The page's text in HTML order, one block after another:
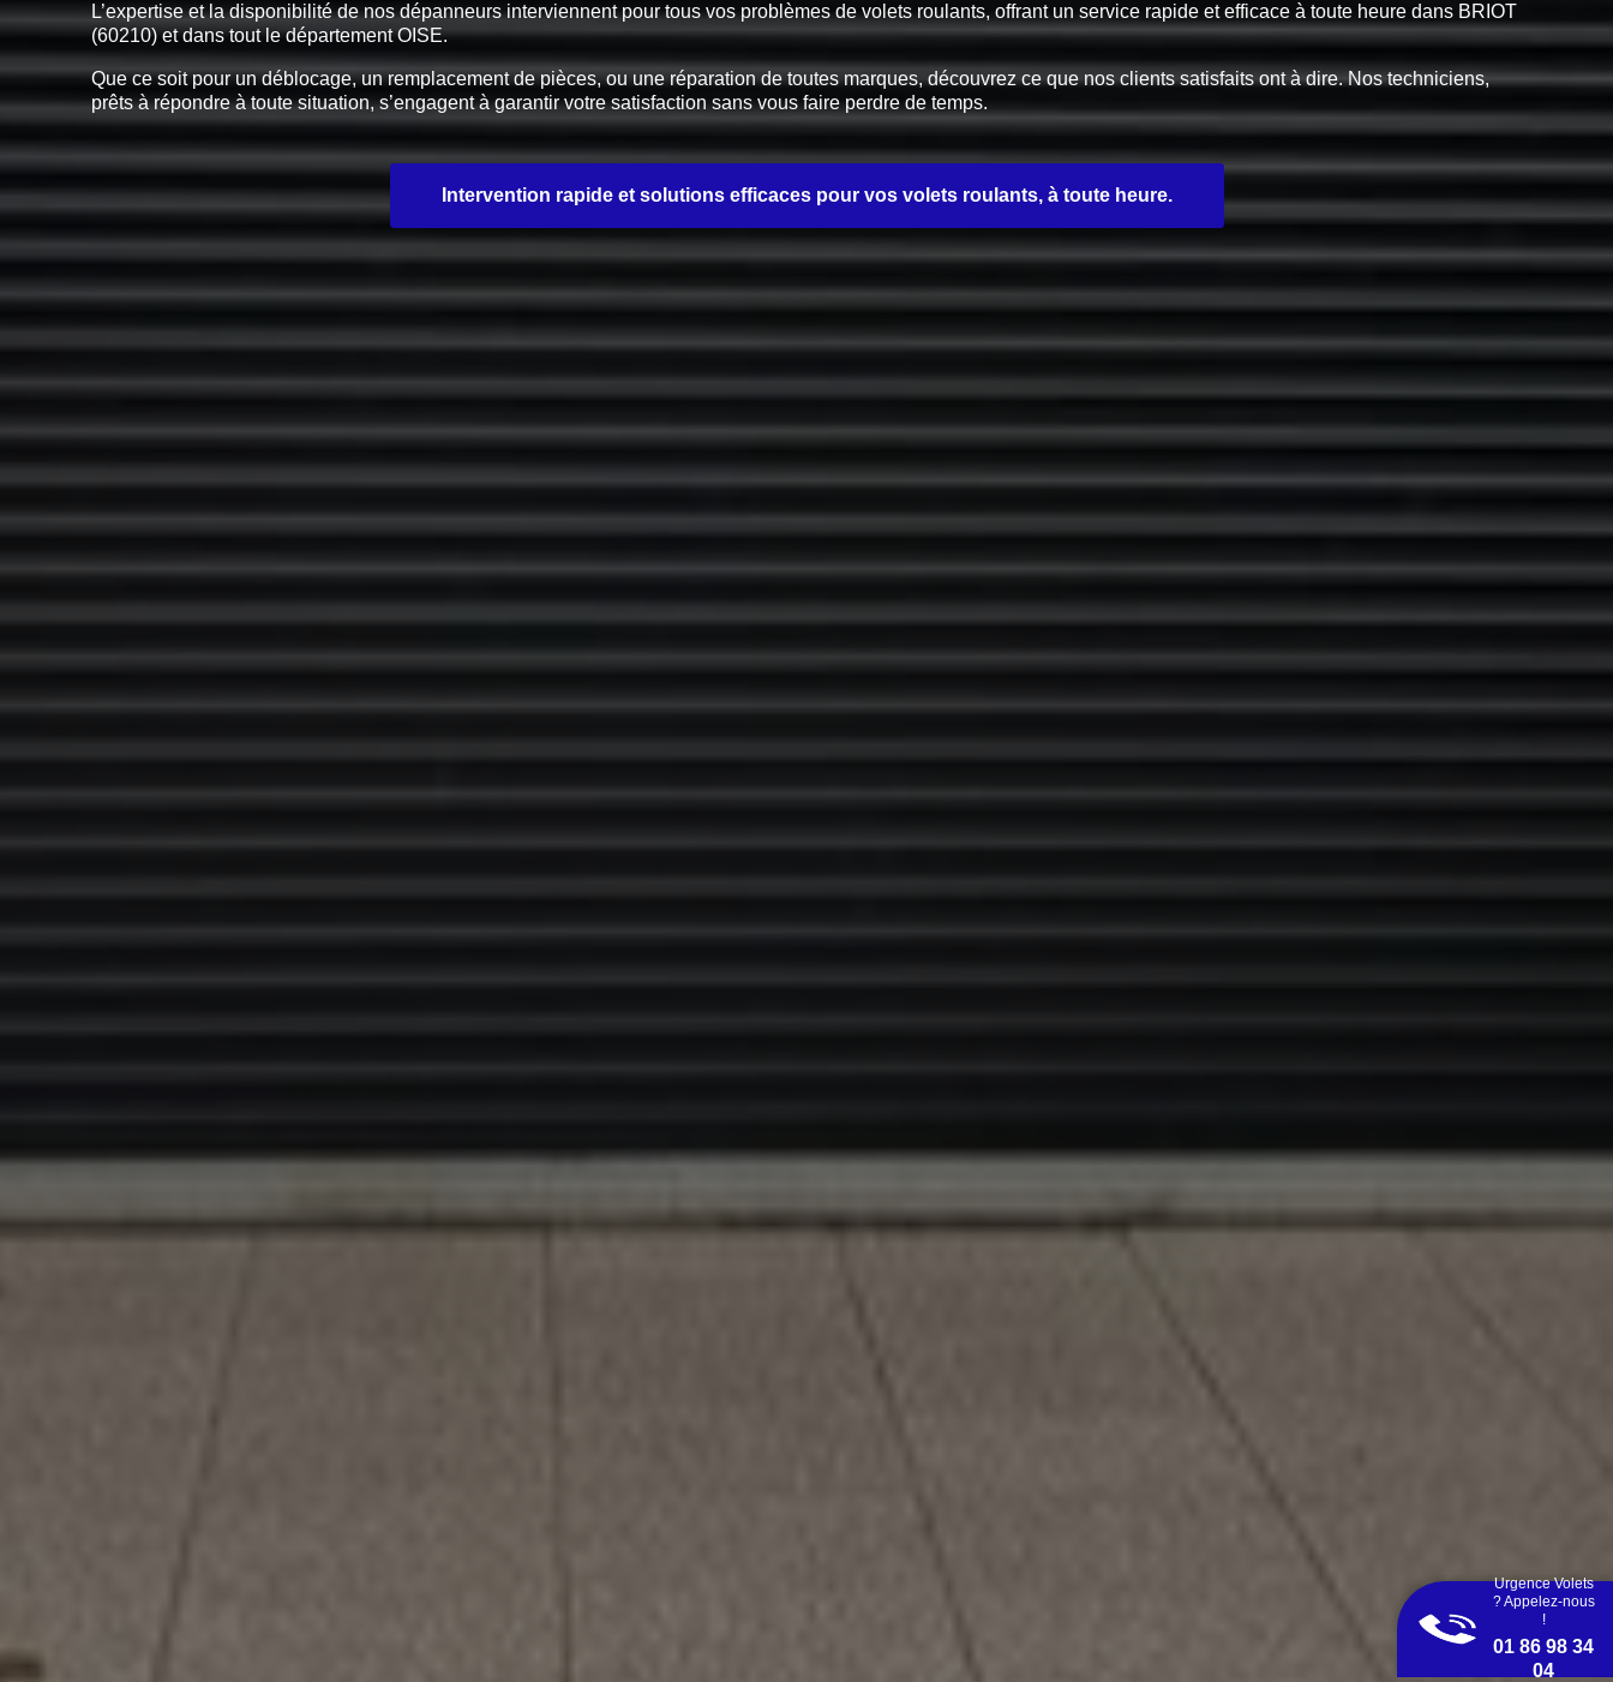
L’expertise et la disponibilité de nos dépanneurs interviennent pour tous vos problèmes de volets roulants, offrant un service rapide et efficace à toute heure dans BRIOT
(60210) et dans tout le département OISE.
Que ce soit pour un déblocage, un remplacement de pièces, ou une réparation de toutes marques, découvrez ce que nos clients satisfaits ont à dire. Nos techniciens,
prêts à répondre à toute situation, s’engagent à garantir votre satisfaction sans vous faire perdre de temps.
Intervention rapide et solutions efficaces pour vos volets roulants, à toute heure.
Urgence Volets
? Appelez-nous
!
01 86 98 34
04